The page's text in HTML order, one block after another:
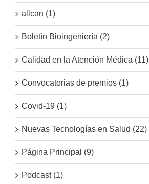
allcan (1)
Boletín Bioingeniería (2)
Calidad en la Atención Médica (11)
Convocatorias de premios (1)
Covid-19 (1)
Nuevas Tecnologías en Salud (22)
Página Principal (9)
Podcast (1)